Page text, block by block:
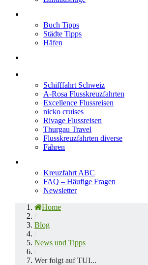
Buch Tipps
Städte Tipps
Häfen
Schifffahrt Schweiz
A-Rosa Flusskreuzfahrten
Excellence Flussreisen
nicko cruises
Rivage Flussreisen
Thurgau Travel
Flusskreuzfahrten diverse
Fähren
Kreuzfahrt ABC
FAQ – Häufige Fragen
Newsletter
Home
/
Blog
/
News und Tipps
/
Wer folgt auf TUI...